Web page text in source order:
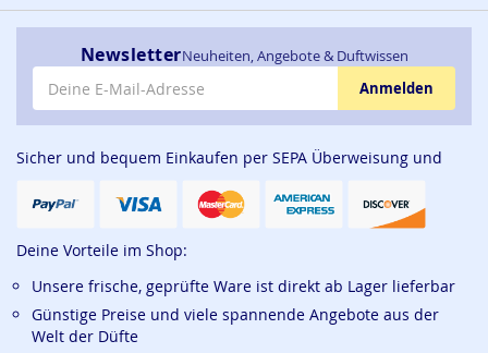
NewsletterNeuheiten, Angebote & Duftwissen
E-Mail-Adresse
Anmelden
Sicher und bequem Einkaufen per SEPA Überweisung und
Deine Vorteile im Shop:
Unsere frische, geprüfte Ware ist direkt ab Lager lieferbar
Günstige Preise und viele spannende Angebote aus der
Welt der Düfte